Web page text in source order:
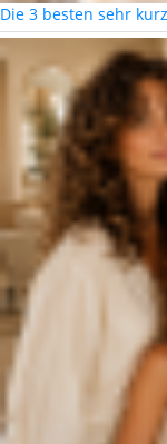
Die 3 besten sehr